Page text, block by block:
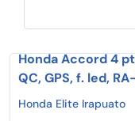
Honda Accord 4
QC, GPS, f. led,
Honda Elite Irapuato